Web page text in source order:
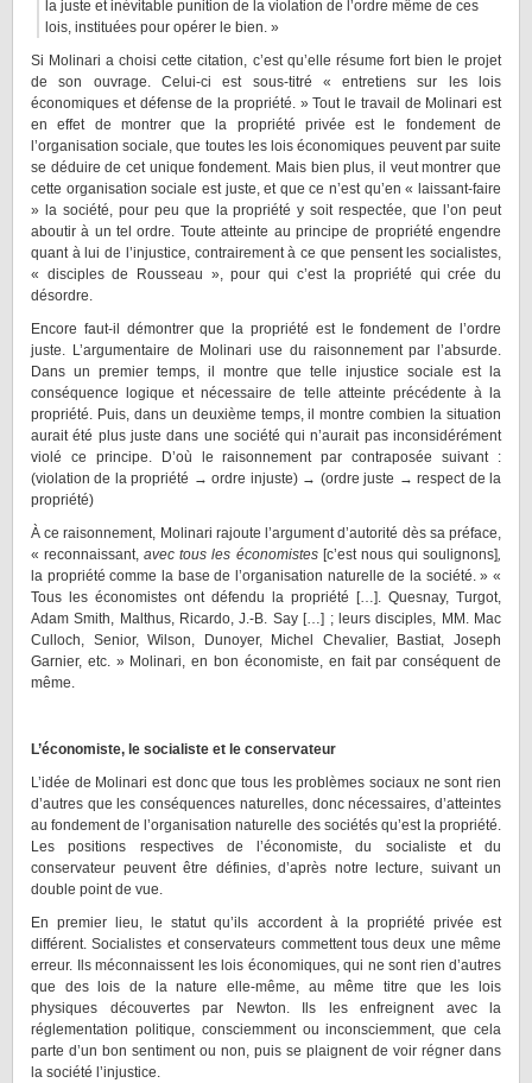
la juste et inévitable punition de la violation de l’ordre même de ces
lois, instituées pour opérer le bien. »
Si Molinari a choisi cette citation, c’est qu’elle résume fort bien le projet
de son ouvrage. Celui-ci est sous-titré « entretiens sur les lois
économiques et défense de la propriété. » Tout le travail de Molinari est
en effet de montrer que la propriété privée est le fondement de
l’organisation sociale, que toutes les lois économiques peuvent par suite
se déduire de cet unique fondement. Mais bien plus, il veut montrer que
cette organisation sociale est juste, et que ce n’est qu’en « laissant-faire
» la société, pour peu que la propriété y soit respectée, que l’on peut
aboutir à un tel ordre. Toute atteinte au principe de propriété engendre
quant à lui de l’injustice, contrairement à ce que pensent les socialistes,
« disciples de Rousseau », pour qui c’est la propriété qui crée du
désordre.
Encore faut-il démontrer que la propriété est le fondement de l’ordre
juste. L’argumentaire de Molinari use du raisonnement par l’absurde.
Dans un premier temps, il montre que telle injustice sociale est la
conséquence logique et nécessaire de telle atteinte précédente à la
propriété. Puis, dans un deuxième temps, il montre combien la situation
aurait été plus juste dans une société qui n’aurait pas inconsidérément
violé ce principe. D’où le raisonnement par contraposée suivant :
(violation de la propriété → ordre injuste) → (ordre juste → respect de la
propriété)
À ce raisonnement, Molinari rajoute l’argument d’autorité dès sa préface,
« reconnaissant,avec tous les économistes[c’est nous qui soulignons],
la propriété comme la base de l’organisation naturelle de la société. » «
Tous les économistes ont défendu la propriété […]. Quesnay, Turgot,
Adam Smith, Malthus, Ricardo, J.-B. Say […] ; leurs disciples, MM. Mac
Culloch, Senior, Wilson, Dunoyer, Michel Chevalier, Bastiat, Joseph
Garnier, etc. » Molinari, en bon économiste, en fait par conséquent de
même.
L’économiste, le socialiste et le conservateur
L’idée de Molinari est donc que tous les problèmes sociaux ne sont rien
d’autres que les conséquences naturelles, donc nécessaires, d’atteintes
au fondement de l’organisation naturelle des sociétés qu’est la propriété.
Les positions respectives de l’économiste, du socialiste et du
conservateur peuvent être définies, d’après notre lecture, suivant un
double point de vue.
En premier lieu, le statut qu’ils accordent à la propriété privée est
différent. Socialistes et conservateurs commettent tous deux une même
erreur. Ils méconnaissent les lois économiques, qui ne sont rien d’autres
que des lois de la nature elle-même, au même titre que les lois
physiques découvertes par Newton. Ils les enfreignent avec la
réglementation politique, consciemment ou inconsciemment, que cela
parte d’un bon sentiment ou non, puis se plaignent de voir régner dans
la société l’injustice.